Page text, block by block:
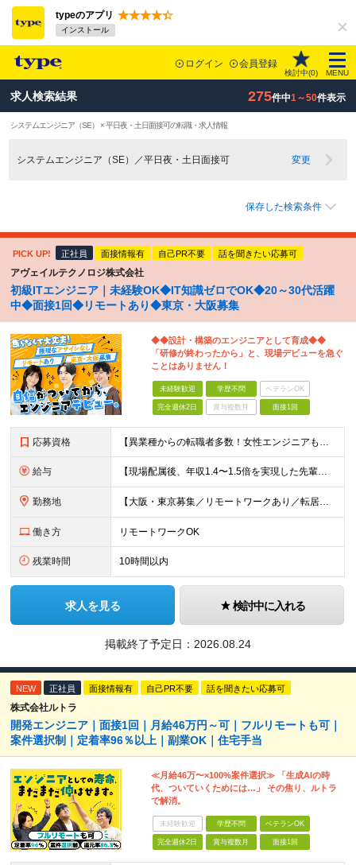
typeのアプリ
インストール
ログイン 会員登録
検討中(0) MENU
求人検索結果 275件中1～50件表示
システムエンジニア（SE） × 平日夜・土日面接可の転職・求人情報
システムエンジニア（SE）／平日夜・土日面接可 変更
保存した検索条件
PICK UP! 正社員 面接情報有 自己PR不要 話を聞きたい応募可
アヴェイルテクノロジ株式会社
初級ITエンジニア｜未経験OK◆IT知識ゼロでOK◆20～30代活躍
中◆面接1回◆リモートあり◆東京・大阪募集
◆◆設計・構築のエンジニアとして育成◆◆
「研修が終わったから」と、現場デビューを急ぐ
ことはありません！
未経験歓迎 学歴不問 ベテランOK
完全週休2日 賞与複数月 面接1回
応募資格 【異業種からの転職者多数！女性エンジニアも活躍中】 ◆学歴不問 ◆未経験OK ≪こんな方を歓迎しています≫ ◎未経験から成長できる環境で活躍したい方 ◎大学やスクールでIT系のスキルを学んだことのあ
給与 【現場配属後、年収1.4〜1.5倍を実現した先輩も！残業代全額支給】 ◆給与は経験やスキルに応じて決定します ◆年俸制250万円～350万円（1/12を月々支給） ≪年収UPの例≫ ◎飲食業からのキ
勤務地 【大阪・東京募集／リモートワークあり／転居を伴う転勤なし】 東京本社、大阪事務所、または東京23区内・関西（大阪・兵庫）の各クライアント先勤務 ◆入社後、約1年間はクライアント先ではなく 自社内（東
働き方 リモートワークOK
残業時間 10時間以内
求人を見る 検討中に入れる
掲載終了予定日： 2026.08.24
NEW 正社員 面接情報有 自己PR不要 話を聞きたい応募可
株式会社ルトラ
開発エンジニア｜面接1回｜月給46万円～可｜フルリモートも可｜
案件選択制｜定着率96％以上｜副業OK｜住宅手当
≪月給46万〜×100%案件選択≫ 「生成AIの時
代、ついていくためには…」 その焦り、ルトラ
で解消。
未経験歓迎 学歴不問 ベテランOK
完全週休2日 賞与複数月 面接1回